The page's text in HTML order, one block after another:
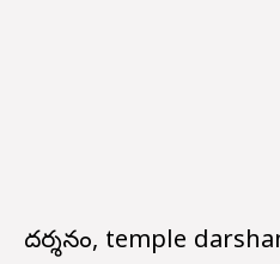
దర్శనం, temple